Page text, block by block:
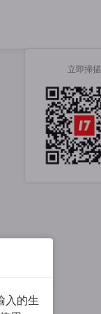
立即掃描
入的生